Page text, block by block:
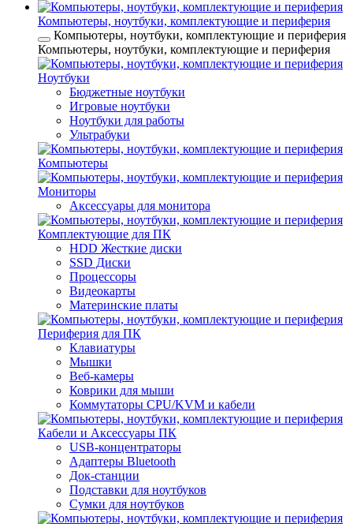
Компьютеры, ноутбуки, комплектующие и периферия
Компьютеры, ноутбуки, комплектующие и периферия
Компьютеры, ноутбуки, комплектующие и периферия
Ноутбуки
Бюджетные ноутбуки
Игровые ноутбуки
Ноутбуки для работы
Ультрабуки
Компьютеры
Мониторы
Аксессуары для монитора
Комплектующие для ПК
HDD Жесткие диски
SSD Диски
Процессоры
Видеокарты
Материнские платы
Периферия для ПК
Клавиатуры
Мышки
Веб-камеры
Коврики для мыши
Коммутаторы CPU/KVM и кабели
Кабели и Аксессуары ПК
USB-концентраторы
Адаптеры Bluetooth
Док-станции
Подставки для ноутбуков
Сумки для ноутбуков